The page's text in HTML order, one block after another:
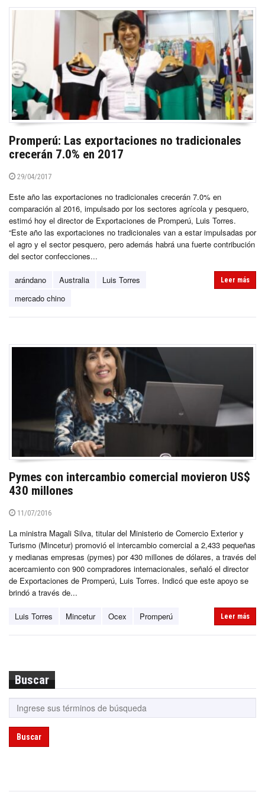
Promperú: Las exportaciones no tradicionales
crecerán 7.0% en 2017
29/04/2017
Este año las exportaciones no tradicionales crecerán 7.0% en
comparación al 2016, impulsado por los sectores agrícola y pesquero,
estimó hoy el director de Exportaciones de Promperú, Luis Torres.
“Este año las exportaciones no tradicionales van a estar impulsadas por
el agro y el sector pesquero, pero además habrá una fuerte contribución
del sector confecciones...
arándano Australia
Luis Torres
mercado chino
Leer más
Pymes con intercambio comercial movieron US$
430 millones
11/07/2016
La ministra Magali Silva, titular del Ministerio de Comercio Exterior y
Turismo (Mincetur) promovió el intercambio comercial a 2,433 pequeñas
y medianas empresas (pymes) por 430 millones de dólares, a través del
acercamiento con 900 compradores internacionales, señaló el director
de Exportaciones de Promperú, Luis Torres. Indicó que este apoyo se
brindó a través de...
Luis Torres Mincetur Ocex Promperú Leer más
Buscar
Buscar